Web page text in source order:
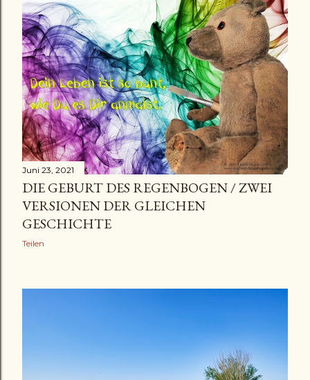
Juni 23, 2021
DIE GEBURT DES REGENBOGEN / ZWEI
VERSIONEN DER GLEICHEN
GESCHICHTE
Teilen